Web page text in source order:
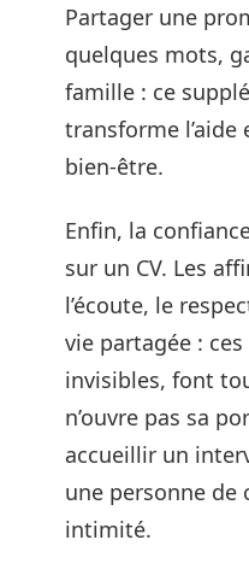
Partager une
quelques mots,
famille : ce
transforme
bien-être.
Enfin, la
sur un CV. Les
l’écoute, le
vie partagée :
invisibles, font
n’ouvre pas sa
accueillir un
une personne de
intimité.